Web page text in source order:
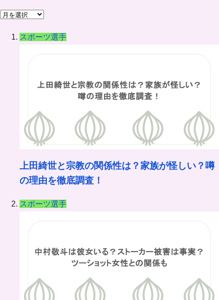
ア
スポーツ選手
上田綺世と宗教の関係性は？家族が怪しい？噂
の理由を徹底調査！
スポーツ選手